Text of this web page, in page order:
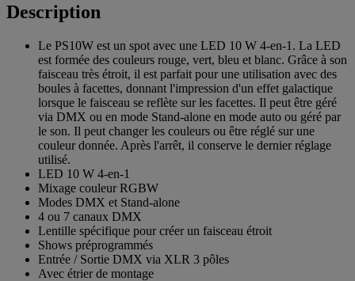
Description
Le PS10W est un spot avec une LED 10 W 4-en-1. La LED
est formée des couleurs rouge, vert, bleu et blanc. Grâce à son
faisceau très étroit, il est parfait pour une utilisation avec des
boules à facettes, donnant l'impression d'un effet galactique
lorsque le faisceau se reflète sur les facettes. Il peut être géré
via DMX ou en mode Stand-alone en mode auto ou géré par
le son. Il peut changer les couleurs ou être réglé sur une
couleur donnée. Après l'arrêt, il conserve le dernier réglage
utilisé.
LED 10 W 4-en-1
Mixage couleur RGBW
Modes DMX et Stand-alone
4 ou 7 canaux DMX
Lentille spécifique pour créer un faisceau étroit
Shows préprogrammés
Entrée / Sortie DMX via XLR 3 pôles
Avec étrier de montage